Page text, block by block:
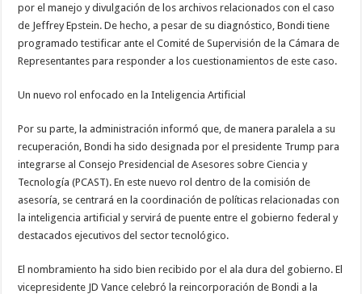
por el manejo y divulgación de los archivos relacionados con el caso
de Jeffrey Epstein. De hecho, a pesar de su diagnóstico, Bondi tiene
programado testificar ante el Comité de Supervisión de la Cámara de
Representantes para responder a los cuestionamientos de este caso.
Un nuevo rol enfocado en la Inteligencia Artificial
Por su parte, la administración informó que, de manera paralela a su
recuperación, Bondi ha sido designada por el presidente Trump para
integrarse al Consejo Presidencial de Asesores sobre Ciencia y
Tecnología (PCAST). En este nuevo rol dentro de la comisión de
asesoría, se centrará en la coordinación de políticas relacionadas con
la inteligencia artificial y servirá de puente entre el gobierno federal y
destacados ejecutivos del sector tecnológico.
El nombramiento ha sido bien recibido por el ala dura del gobierno. El
vicepresidente JD Vance celebró la reincorporación de Bondi a la